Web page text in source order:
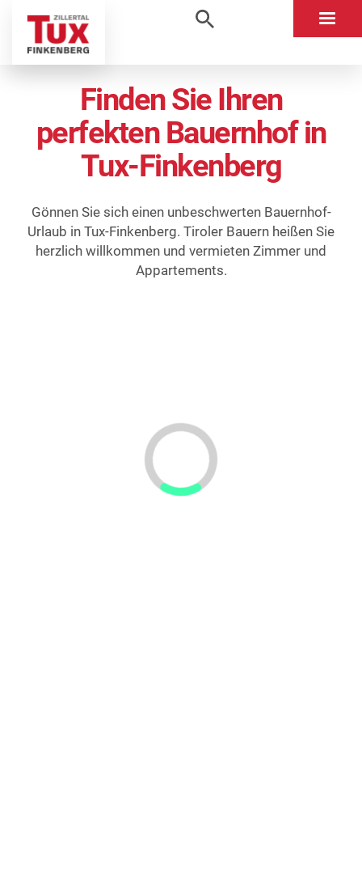
Finden Sie Ihren
perfekten Bauernhof in
Tux-Finkenberg
Gönnen Sie sich einen unbeschwerten Bauernhof-
Urlaub in Tux-Finkenberg. Tiroler Bauern heißen Sie
herzlich willkommen und vermieten Zimmer und
Appartements.